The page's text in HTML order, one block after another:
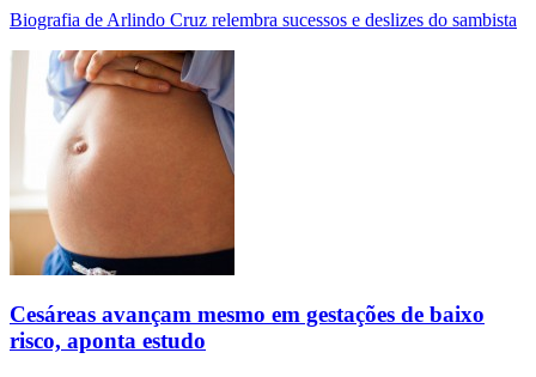
Biografia de Arlindo Cruz relembra sucessos e deslizes do sambista
Cesáreas avançam mesmo em gestações de baixo
risco, aponta estudo